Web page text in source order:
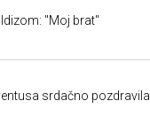
"Moj brat"
srdačno pozdravila